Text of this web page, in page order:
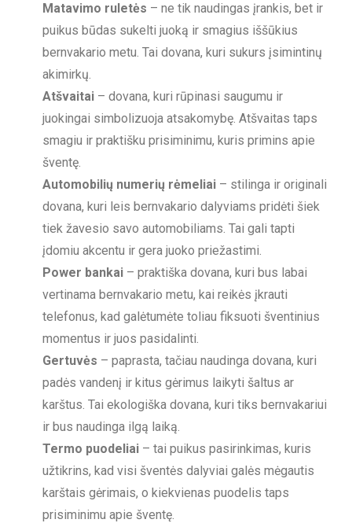
Matavimo ruletės – ne tik naudingas įrankis, bet ir
puikus būdas sukelti juoką ir smagius iššūkius
bernvakario metu. Tai dovana, kuri sukurs įsimintinų
akimirkų.
Atšvaitai – dovana, kuri rūpinasi saugumu ir
juokingai simbolizuoja atsakomybę. Atšvaitas taps
smagiu ir praktišku prisiminimu, kuris primins apie
šventę.
Automobilių numerių rėmeliai – stilinga ir originali
dovana, kuri leis bernvakario dalyviams pridėti šiek
tiek žavesio savo automobiliams. Tai gali tapti
įdomiu akcentu ir gera juoko priežastimi.
Power bankai – praktiška dovana, kuri bus labai
vertinama bernvakario metu, kai reikės įkrauti
telefonus, kad galėtumėte toliau fiksuoti šventinius
momentus ir juos pasidalinti.
Gertuvės – paprasta, tačiau naudinga dovana, kuri
padės vandenį ir kitus gėrimus laikyti šaltus ar
karštus. Tai ekologiška dovana, kuri tiks bernvakariui
ir bus naudinga ilgą laiką.
Termo puodeliai – tai puikus pasirinkimas, kuris
užtikrins, kad visi šventės dalyviai galės mėgautis
karštais gėrimais, o kiekvienas puodelis taps
prisiminimu apie šventę.